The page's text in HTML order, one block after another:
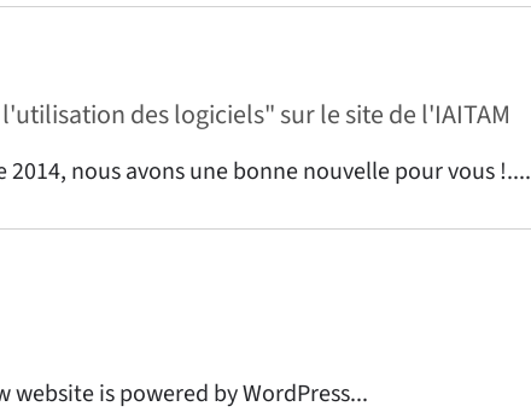
des logiciels" sur le site de l'IAITAM
nous avons une bonne nouvelle pour vous !....
is powered by WordPress...